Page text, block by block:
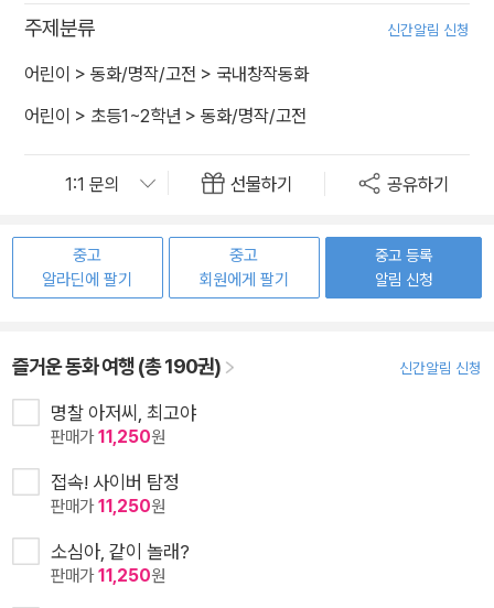
주제분류 신간알림 신청
어린이 > 동화/명작/고전 > 국내창작동화
어린이 > 초등1~2학년 > 동화/명작/고전
선물하기 공유하기
중고
알라딘에 팔기
중고
회원에게 팔기
중고 등록
알림 신청
즐거운 동화 여행 (총 190권) 신간알림 신청
명찰 아저씨, 최고야
판매가11,250원
접속! 사이버 탐정
판매가11,250원
소심아, 같이 놀래?
판매가11,250원